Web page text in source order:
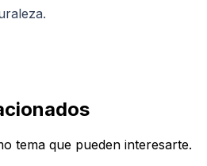
tema que pueden interesarte.